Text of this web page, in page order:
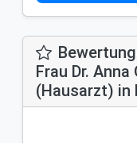
Frau Dr.
(Hausarzt) in